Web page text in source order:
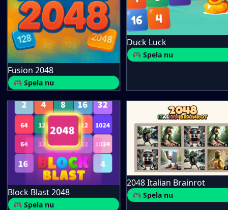
Fusion 2048
🎮 Spela nu
Duck Luck
🎮 Spela nu
Block Blast 2048
🎮 Spela nu
2048 Italian Brainrot
🎮 Spela nu